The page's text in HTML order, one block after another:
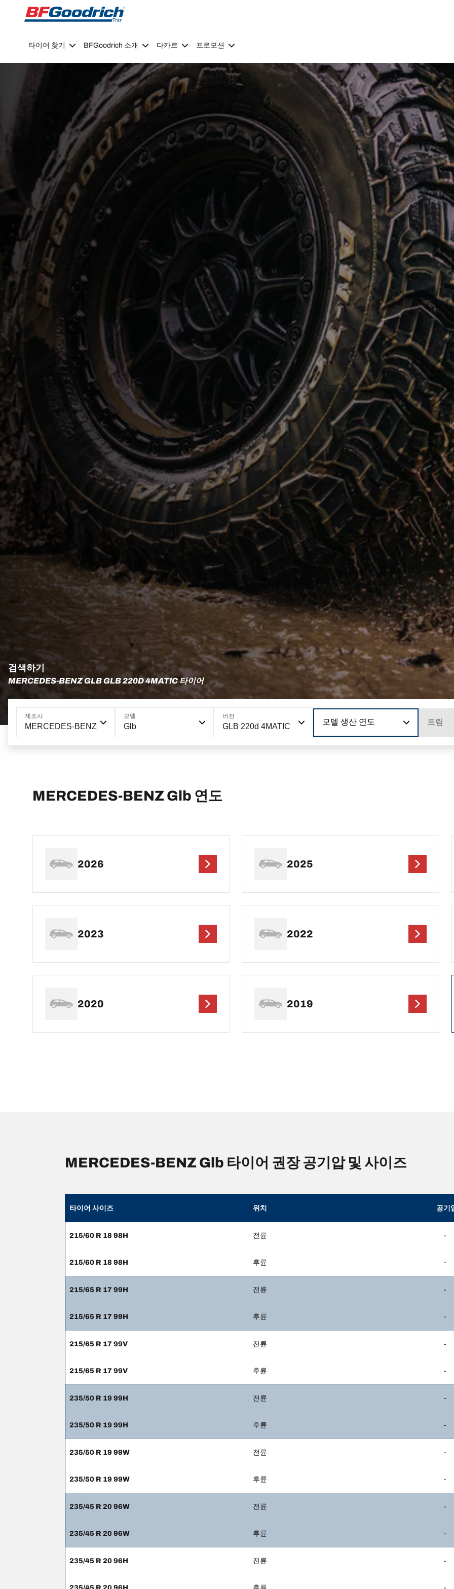
Go to page content Go to page navigation
타이어 찾기 BFGoodrich 소개 다카르 프로모션
검색하기
MERCEDES-BENZ GLB GLB 220D 4MATIC 타이어
제조사
MERCEDES-BENZ
모델
Glb
버전
GLB 220d 4MATIC
모델 생산 연도 트림
MERCEDES-BENZ Glb 연도
2026 2025
2023 2022
2020 2019
MERCEDES-BENZ Glb 타이어 권장 공기압 및 사이즈
타이어 사이즈 위치 공기
215/60 R 18 98H 전륜 -
215/60 R 18 98H 후륜 -
215/65 R 17 99H 전륜 -
215/65 R 17 99H 후륜 -
215/65 R 17 99V 전륜 -
215/65 R 17 99V 후륜 -
235/50 R 19 99H 전륜 -
235/50 R 19 99H 후륜 -
235/50 R 19 99W 전륜 -
235/50 R 19 99W 후륜 -
235/45 R 20 96W 전륜 -
235/45 R 20 96W 후륜 -
235/45 R 20 96H 전륜 -